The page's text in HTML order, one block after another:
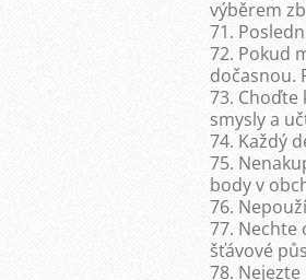
výběrem
71.
72. Pokud
dočasnou.
73.
smysly a
74. Každý
75.
body v
76.
77. Nechte
šťávové
78. Nejezte